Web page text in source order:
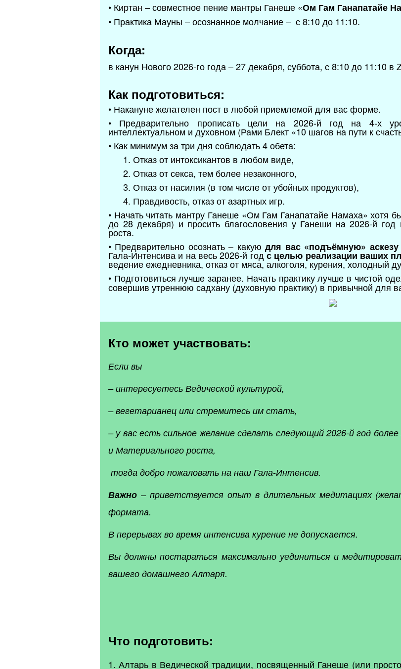
• Киртан – совместное пение мантры Ганеше «Ом Гам Ганапатайе
• Практика Мауны – осознанное молчание – с 8:10 до 11:10.
Когда:
в канун Нового 2026-го года – 27 декабря, суббота, с 8:10 до 11:10 в
Как подготовиться:
• Накануне желателен пост в любой приемлемой для вас форме.
• Предварительно прописать цели на 2026-й год на 4-х
интеллектуальном и духовном (Рами Блект «10 шагов на пути к
• Как минимум за три дня соблюдать 4 обета:
1. Отказ от интоксикантов в любом виде,
2. Отказ от секса, тем более незаконного,
3. Отказ от насилия (в том числе от убойных продуктов),
4. Правдивость, отказ от азартных игр.
• Начать читать мантру Ганеше «Ом Гам Ганапатайе Намаха» хотя
до 28 декабря) и просить благословения у Ганеши на 2026-й год
роста.
• Предварительно осознать – какуюдля вас «подъёмную» аскезу
Гала-Интенсива и на весь 2026-й годс целью реализации ваших
ведение ежедневника, отказ от мяса, алкоголя, курения, холодный
• Подготовиться лучше заранее. Начать практику лучше в чистой
совершив утреннюю садхану (духовную практику) в привычной для
Кто может участвовать:
Если вы
– интересуетесь Ведической культурой,
– вегетарианец или стремитесь им стать,
– у вас есть сильное желание сделать следующий 2026-й год
и Материального роста,
тогда добро пожаловать на наш Гала-Интенсив.
Важно – приветствуется опыт в длительных медитациях
формата.
В перерывах во время интенсива курение не допускается.
Вы должны постараться максимально уединиться и
вашего домашнего Алтаря.
Что подготовить:
1. Алтарь в Ведической традиции, посвященный Ганеше (или